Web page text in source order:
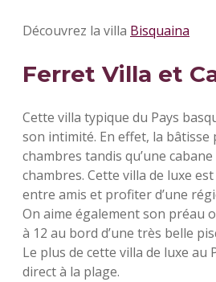
Découvrez la villa Bisquaina
Ferret Villa et
Cette villa typique du Pays
son intimité. En effet, la bâtisse
chambres tandis qu’une
chambres. Cette villa de luxe
entre amis et profiter d’une
On aime également son préau
à 12 au bord d’une très belle
Le plus de cette villa de luxe au
direct à la plage.